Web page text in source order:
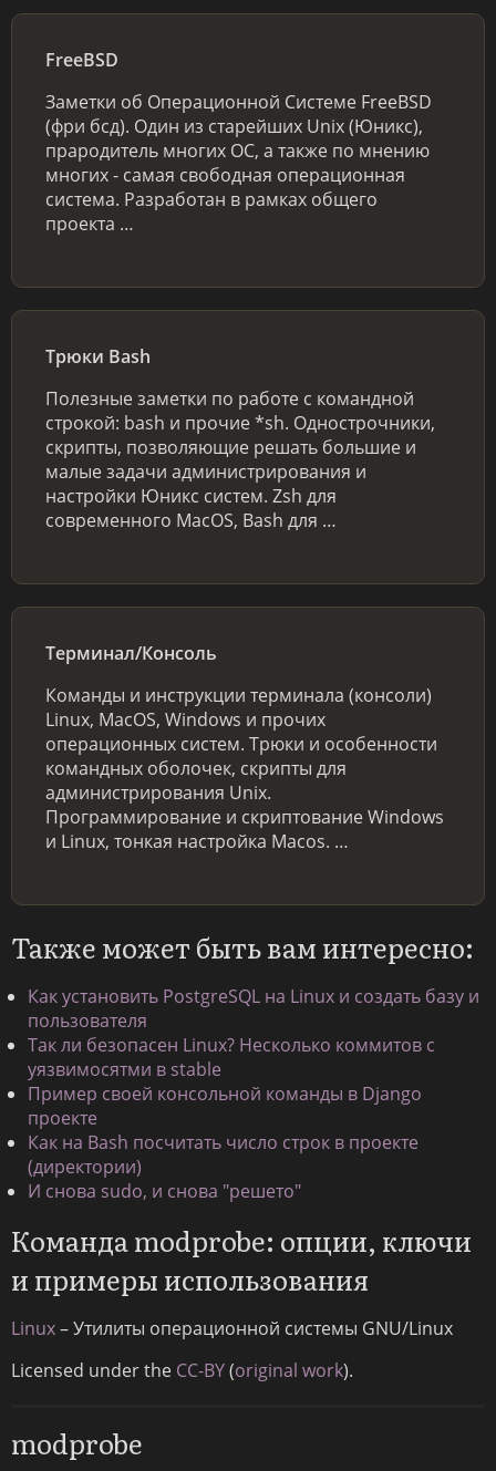
FreeBSD
Заметки об Операционной Системе FreeBSD
(фри бсд). Один из старейших Unix (Юникс),
прародитель многих ОС, а также по мнению
многих - самая свободная операционная
система. Разработан в рамках общего
проекта …
Трюки Bash
Полезные заметки по работе с командной
строкой: bash и прочие *sh. Однострочники,
скрипты, позволяющие решать большие и
малые задачи администрирования и
настройки Юникс систем. Zsh для
современного MacOS, Bash для …
Терминал/Консоль
Команды и инструкции терминала (консоли)
Linux, MacOS, Windows и прочих
операционных систем. Трюки и особенности
командных оболочек, скрипты для
администрирования Unix.
Программирование и скриптование Windows
и Linux, тонкая настройка Macos. …
Также может быть вам интересно:
Как установить PostgreSQL на Linux и создать базу и
пользователя
Так ли безопасен Linux? Несколько коммитов с
уязвимосятми в stable
Пример своей консольной команды в Django
проекте
Как на Bash посчитать число строк в проекте
(директории)
И снова sudo, и снова "решето"
Команда modprobe: опции, ключи
и примеры использования
Linux– Утилиты операционной системы GNU/Linux
Licensed under the CC-BY(original work).
modprobe